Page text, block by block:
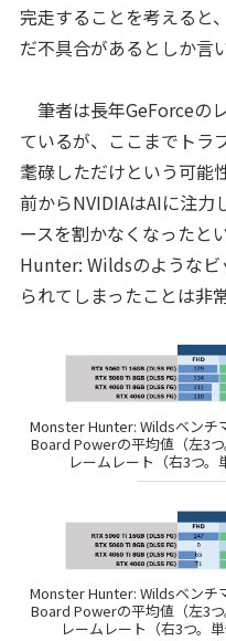
完走することを考えると
だ不具合があるとしか言
筆者は長年GeForceの
ているが、ここまでトラ
耄碌しただけという可
前からNVIDIAはAIに注力
ースを割かなくなったと
Hunter: Wildsのような
られてしまったことは非
Monster Hunter: Wildsベンチ
Board Powerの平均値（左3
レームレート（右3つ
Monster Hunter: Wildsベンチ
Board Powerの平均値（左3
レームレート（右3つ。